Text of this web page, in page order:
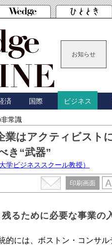
お知らせ
済 国際 ビジネス
常識
業はアクティビス
き“武器”
学ビジネススクール教授）
印刷画面
るために必要な事業の
的には、ボストン・コンサ